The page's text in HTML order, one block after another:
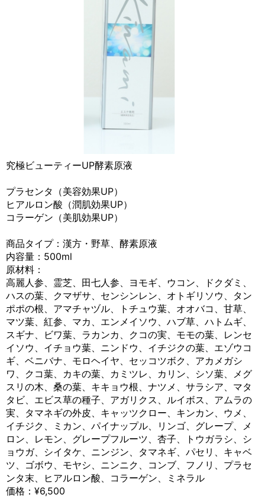
究極ビューティーUP酵素原液
プラセンタ（美容効果UP）
ヒアルロン酸（潤肌効果UP）
コラーゲン（美肌効果UP）
商品タイプ：漢方・野草、酵素原液
内容量：500ml
原材料：
高麗人参、霊芝、田七人参、ヨモギ、ウコン、ドクダミ、
ハスの葉、クマザサ、センシンレン、オトギリソウ、タン
ポポの根、アマチャヅル、トチュウ葉、オオバコ、甘草、
マツ葉、紅参、マカ、エンメイソウ、ハブ草、ハトムギ、
スギナ、ビワ葉、ラカンカ、クコの実、モモの葉、レンセ
イソウ、イチョウ葉、ニンドウ、イチジクの葉、エゾウコ
ギ、ベニバナ、モロヘイヤ、セッコツボク、アカメガシ
ワ、クコ葉、カキの葉、カミツレ、カリン、シソ葉、メグ
スリの木、桑の葉、キキョウ根、ナツメ、サラシア、マタ
タビ、エビス草の種子、アガリクス、ルイボス、アムラの
実、タマネギの外皮、キャッツクロー、キンカン、ウメ、
イチジク、ミカン、パイナップル、リンゴ、グレープ、メ
ロン、レモン、グレープフルーツ、杏子、トウガラシ、シ
ョウガ、シイタケ、ニンジン、タマネギ、パセリ、キャベ
ツ、ゴボウ、モヤシ、ニンニク、コンブ、フノリ、プラセ
ンタ末、ヒアルロン酸、コラーゲン、ミネラル
価格：¥6,500